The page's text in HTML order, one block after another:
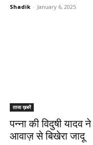
Shadik - January 6, 2025
ताजा ख़बरें
पन्ना की विदुषी यादव
आवाज़ से बिखेरा जादू